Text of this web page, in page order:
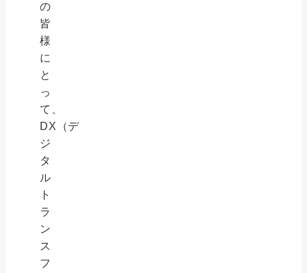
の
皆
様
に
と
っ
て、
DX（デ
ジ
タ
ル
ト
ラ
ン
ス
フ